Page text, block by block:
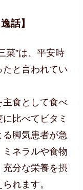
話】
菜”は、平安時
と言われてい
主食として食べ
比べてビタミ
脚気患者が急
ネラルや食物
分な栄養を摂
れます。